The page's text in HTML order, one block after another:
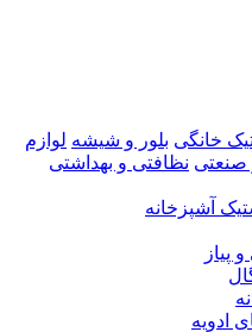
خانگی بلور و شیشه لوازم
صنعتی نظافتی و بهداشتی
آشپزخانه
پیاز
ادویه